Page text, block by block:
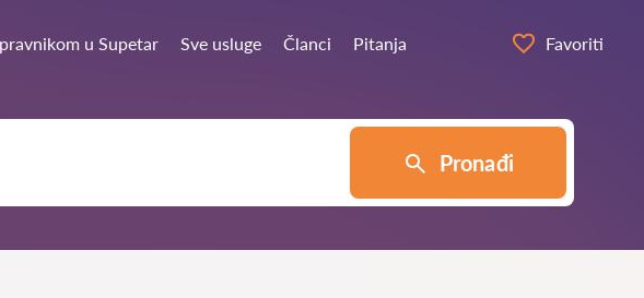
u Supetar Sve usluge Članci Pitanja Favoriti
Pronađi